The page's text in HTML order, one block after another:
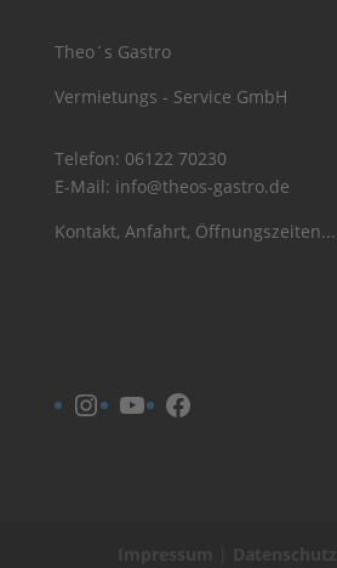
Theo´s Gastro
Vermietungs - Service GmbH
Telefon: 06122 70230
E-Mail: info@theos-gastro.de
Kontakt, Anfahrt, Öffnungszeiten...
Instagram
YouTubeFacebook
Impressum Datenschutz